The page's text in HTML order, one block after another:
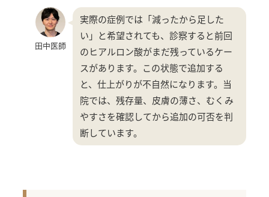
田中医師
実際の症例では「減ったから足した
い」と希望されても、診察すると前回
のヒアルロン酸がまだ残っているケー
スがあります。この状態で追加する
と、仕上がりが不自然になります。当
院では、残存量、皮膚の薄さ、むくみ
やすさを確認してから追加の可否を判
断しています。